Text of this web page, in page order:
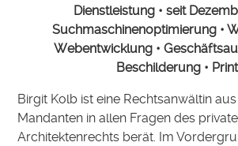
Dienstleistung • seit
Suchmaschinenoptimierung •
Webentwicklung •
Beschilderung • Print
Birgit Kolb ist eine Rechtsanwältin
Mandanten in allen Fragen des
Architektenrechts berät. Im